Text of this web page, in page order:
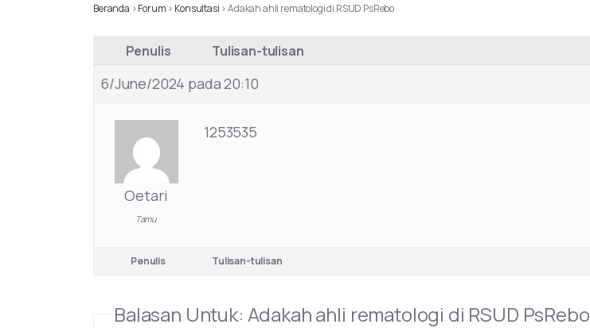
Beranda ›Forum › Konsultasi ›Adakah ahli rematologi di RSUD PsRebo
Penulis Tulisan-tulisan
6/June/2024 pada 20:10
Oetari
Tamu
1253535
Penulis Tulisan-tulisan
Balasan Untuk: Adakah ahli rematologi di RSUD PsRebo